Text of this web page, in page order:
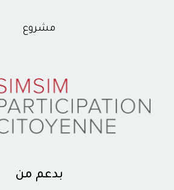
مشروع
بدعم من